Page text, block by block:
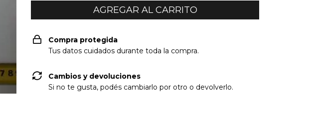
Compra protegida
Tus datos cuidados durante toda la compra.
Cambios y devoluciones
Si no te gusta, podés cambiarlo por otro o devolverlo.